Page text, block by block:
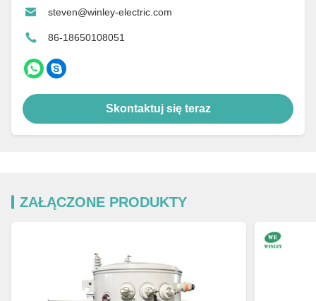
steven@winley-electric.com
86-18650108051
Skontaktuj się teraz
ZAŁĄCZONE PRODUKTY